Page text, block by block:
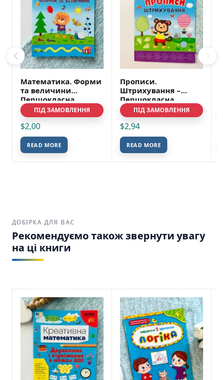
Математика. Форми
та величини
Першокласна
підготовка до школи
– УЛА
ПІД ЗАМОВЛЕННЯ
$2,00
READ MORE
Прописи.
Штрихування –
Першокласна
підготовка до школи
– УЛА
ПІД ЗАМОВЛЕННЯ
$2,94
READ MORE
ДОБІРКА ДЛЯ ВАС
Рекомендуємо також звернути увагу
на ці книги